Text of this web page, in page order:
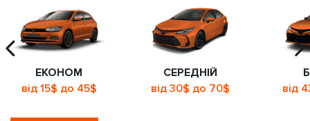
ЕКОНОМ
від 15$ до 45$
СЕРЕДНІЙ
від 30$ до 70$
від